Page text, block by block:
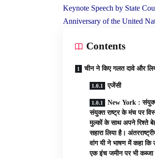
Keynote Speech by State
Anniversary of the United
Contents
चीन ने किए गलत दावे और
एजेंसी
New York : संयुक्त
संयुक्त राष्ट्र के मंच पर
मुल्कों के साथ अपने रिश्ते
सहारा लिया है।
वांग यी ने भाषण में कहा
एक इंच जमीन पर भी कब्जा